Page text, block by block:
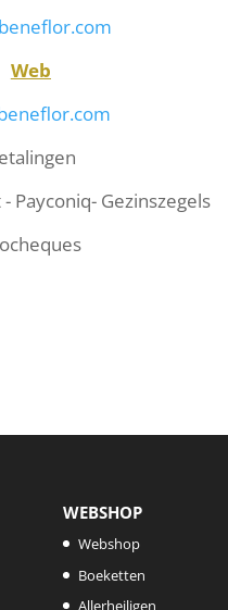
Web
Payconiq- Gezinszegels
WEBSHOP
Webshop
Boeketten
Allerheiligen